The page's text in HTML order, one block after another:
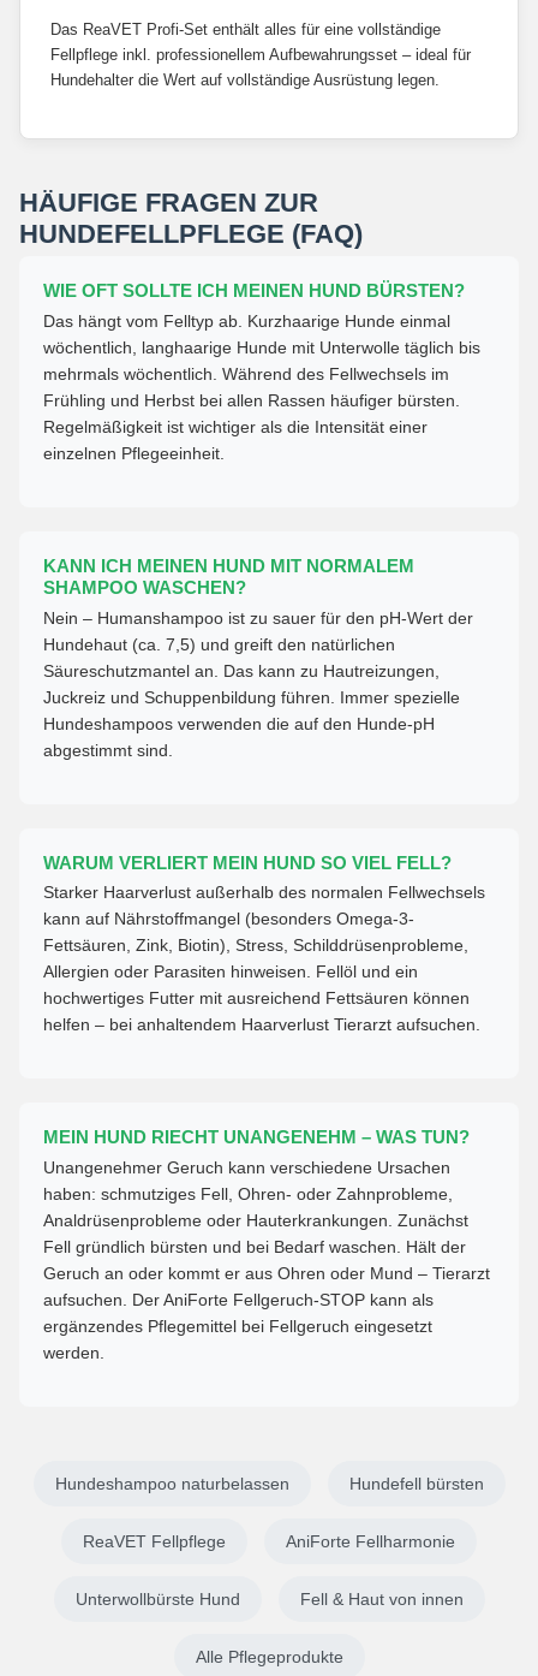
Das ReaVET Profi-Set enthält alles für eine vollständige
Fellpflege inkl. professionellem Aufbewahrungsset – ideal für
Hundehalter die Wert auf vollständige Ausrüstung legen.
HÄUFIGE FRAGEN ZUR
HUNDEFELLPFLEGE (FAQ)
WIE OFT SOLLTE ICH MEINEN HUND BÜRSTEN?
Das hängt vom Felltyp ab. Kurzhaarige Hunde einmal
wöchentlich, langhaarige Hunde mit Unterwolle täglich bis
mehrmals wöchentlich. Während des Fellwechsels im
Frühling und Herbst bei allen Rassen häufiger bürsten.
Regelmäßigkeit ist wichtiger als die Intensität einer
einzelnen Pflegeeinheit.
KANN ICH MEINEN HUND MIT NORMALEM
SHAMPOO WASCHEN?
Nein – Humanshampoo ist zu sauer für den pH-Wert der
Hundehaut (ca. 7,5) und greift den natürlichen
Säureschutzmantel an. Das kann zu Hautreizungen,
Juckreiz und Schuppenbildung führen. Immer spezielle
Hundeshampoos verwenden die auf den Hunde-pH
abgestimmt sind.
WARUM VERLIERT MEIN HUND SO VIEL FELL?
Starker Haarverlust außerhalb des normalen Fellwechsels
kann auf Nährstoffmangel (besonders Omega-3-
Fettsäuren, Zink, Biotin), Stress, Schilddrüsenprobleme,
Allergien oder Parasiten hinweisen. Fellöl und ein
hochwertiges Futter mit ausreichend Fettsäuren können
helfen – bei anhaltendem Haarverlust Tierarzt aufsuchen.
MEIN HUND RIECHT UNANGENEHM – WAS TUN?
Unangenehmer Geruch kann verschiedene Ursachen
haben: schmutziges Fell, Ohren- oder Zahnprobleme,
Analdrüsenprobleme oder Hauterkrankungen. Zunächst
Fell gründlich bürsten und bei Bedarf waschen. Hält der
Geruch an oder kommt er aus Ohren oder Mund – Tierarzt
aufsuchen. Der AniForte Fellgeruch-STOP kann als
ergänzendes Pflegemittel bei Fellgeruch eingesetzt
werden.
Hundeshampoo naturbelassen Hundefell bürsten
ReaVET Fellpflege AniForte Fellharmonie
Unterwollbürste Hund Fell & Haut von innen
Alle Pflegeprodukte